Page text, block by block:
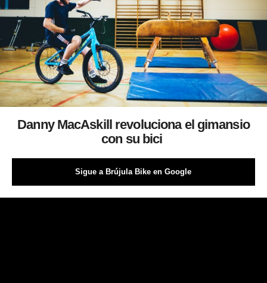
Danny MacAskill revoluciona el gimansio
con su bici
Sigue a Brújula Bike en Google